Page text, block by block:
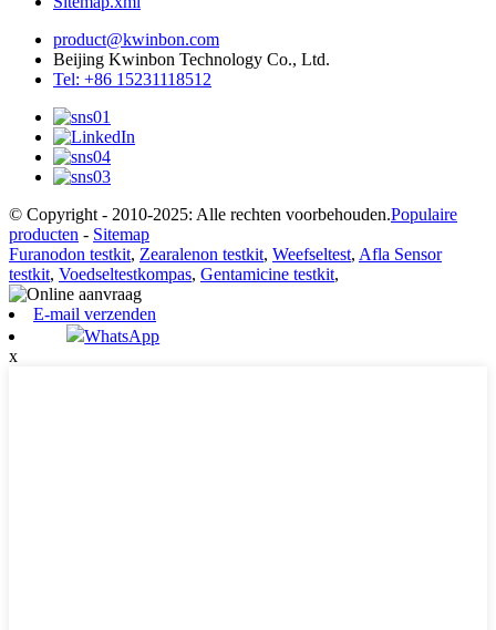
product@kwinbon.com
Beijing Kwinbon Technology Co., Ltd.
Tel: +86 15231118512
© Copyright - 2010-2025: Alle rechten voorbehouden.Populaire
producten - Sitemap
Furanodon testkit, Zearalenon testkit, Weefseltest, Afla Sensor
testkit, Voedseltestkompas, Gentamicine testkit,
E-mail verzenden
WhatsApp
x